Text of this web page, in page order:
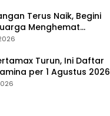
Terus Naik, Begini
Menghemat
Turun, Ini Daftar
per 1 Agustus 2026